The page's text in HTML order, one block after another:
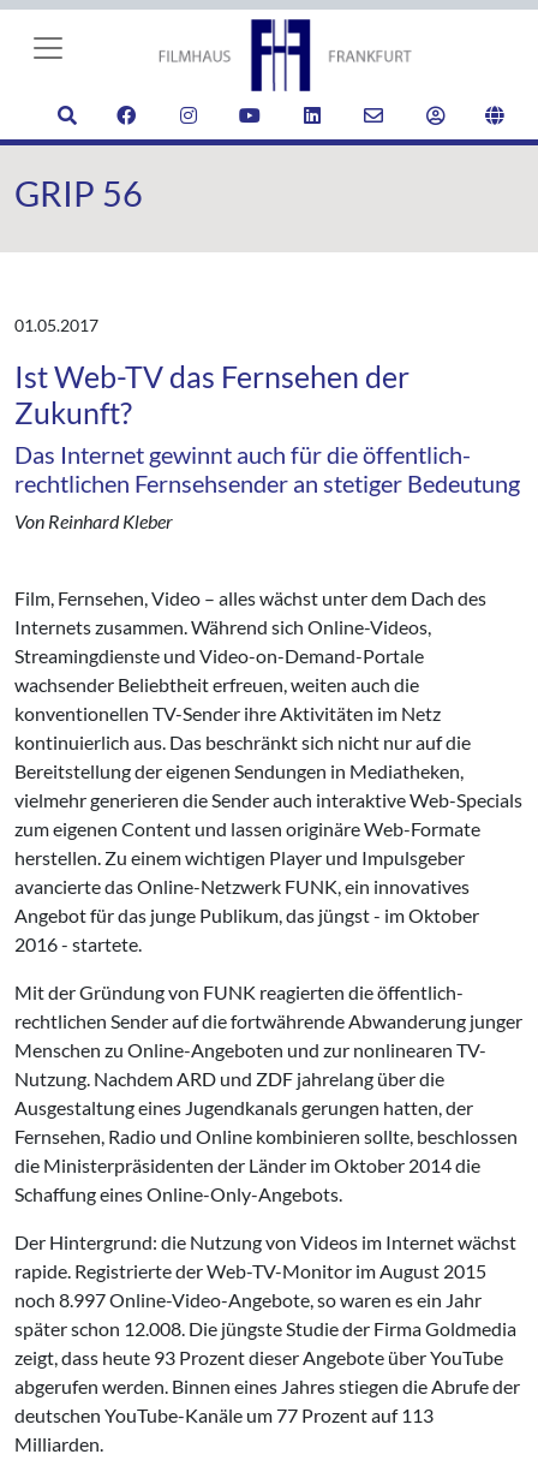
GRIP 56
01.05.2017
Ist Web-TV das Fernsehen der
Zukunft?
Das Internet gewinnt auch für die öffentlich-
rechtlichen Fernsehsender an stetiger Bedeutung
Von Reinhard Kleber
Film, Fernsehen, Video – alles wächst unter dem Dach des
Internets zusammen. Während sich Online-Videos,
Streamingdienste und Video-on-Demand-Portale
wachsender Beliebtheit erfreuen, weiten auch die
konventionellen TV-Sender ihre Aktivitäten im Netz
kontinuierlich aus. Das beschränkt sich nicht nur auf die
Bereitstellung der eigenen Sendungen in Mediatheken,
vielmehr generieren die Sender auch interaktive Web-Specials
zum eigenen Content und lassen originäre Web-Formate
herstellen. Zu einem wichtigen Player und Impulsgeber
avancierte das Online-Netzwerk FUNK, ein innovatives
Angebot für das junge Publikum, das jüngst - im Oktober
2016 - startete.
Mit der Gründung von FUNK reagierten die öffentlich-
rechtlichen Sender auf die fortwährende Abwanderung junger
Menschen zu Online-Angeboten und zur nonlinearen TV-
Nutzung. Nachdem ARD und ZDF jahrelang über die
Ausgestaltung eines Jugendkanals gerungen hatten, der
Fernsehen, Radio und Online kombinieren sollte, beschlossen
die Ministerpräsidenten der Länder im Oktober 2014 die
Schaffung eines Online-Only-Angebots.
Der Hintergrund: die Nutzung von Videos im Internet wächst
rapide. Registrierte der Web-TV-Monitor im August 2015
noch 8.997 Online-Video-Angebote, so waren es ein Jahr
später schon 12.008. Die jüngste Studie der Firma Goldmedia
zeigt, dass heute 93 Prozent dieser Angebote über YouTube
abgerufen werden. Binnen eines Jahres stiegen die Abrufe der
deutschen YouTube-Kanäle um 77 Prozent auf 113
Milliarden.